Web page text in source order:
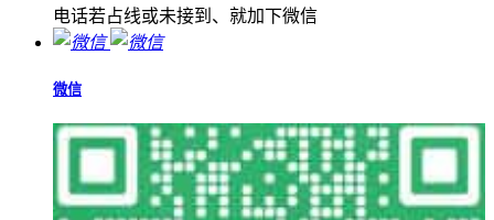
电话若占线或未接到、就加下微信
微信